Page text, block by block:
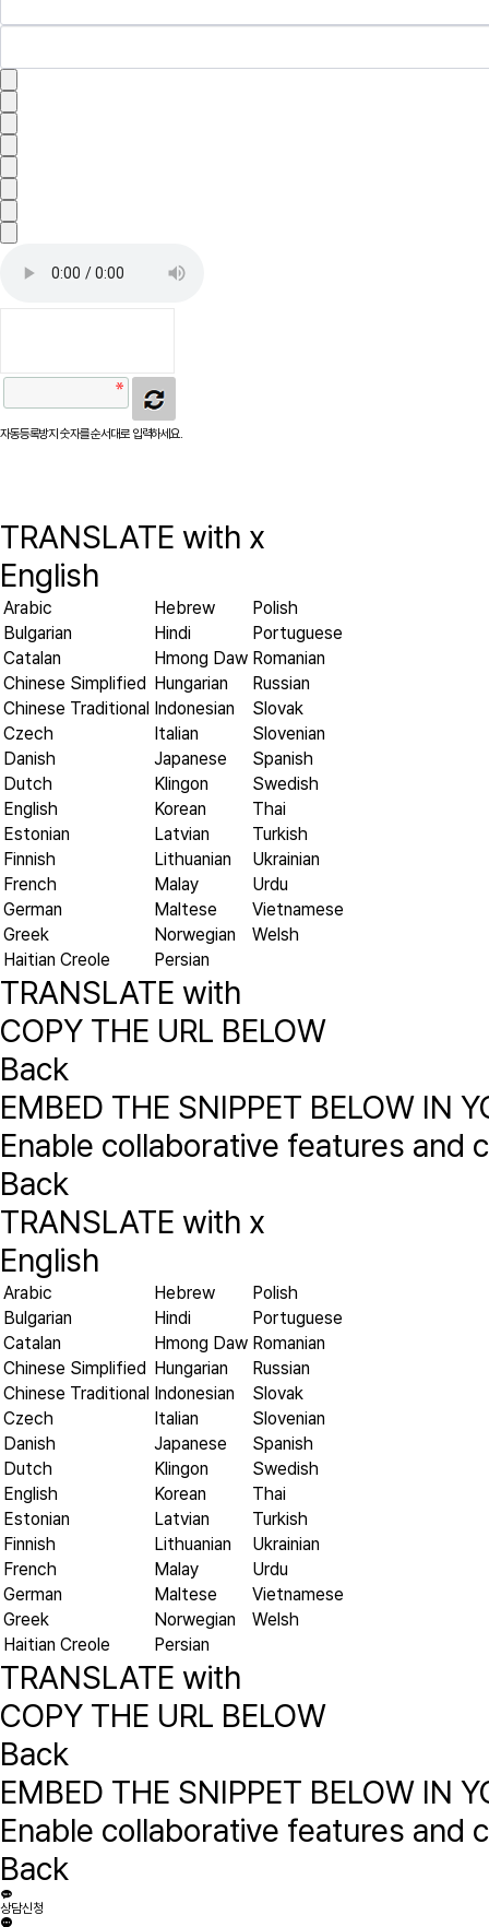
자동등록방지 숫자를 순서대로 입력하세요.
TRANSLATE with x
English
Arabic Hebrew
Polish
Bulgarian
Hindi
Portuguese
Catalan
Hmong Daw Romanian
Chinese Simplified Hungarian
Russian
Chinese Traditional Indonesian
Slovak
Czech
Italian
Slovenian
Danish
Japanese
Spanish
Dutch
Klingon
Swedish
English
Korean
Thai
Estonian
Latvian
Turkish
Finnish
Lithuanian
Ukrainian
French
Malay
Urdu
German
Maltese
Vietnamese
Greek
Norwegian
Welsh
Haitian Creole
Persian
TRANSLATE with
COPY THE URL BELOW
Back
EMBED THE SNIPPET BELOW IN
Enable collaborative features and
Back
TRANSLATE with x
English
Arabic Hebrew
Polish
Bulgarian
Hindi
Portuguese
Catalan
Hmong Daw Romanian
Chinese Simplified Hungarian
Russian
Chinese Traditional Indonesian
Slovak
Czech
Italian
Slovenian
Danish
Japanese
Spanish
Dutch
Klingon
Swedish
English
Korean
Thai
Estonian
Latvian
Turkish
Finnish
Lithuanian
Ukrainian
French
Malay
Urdu
German
Maltese
Vietnamese
Greek
Norwegian
Welsh
Haitian Creole
Persian
TRANSLATE with
COPY THE URL BELOW
Back
EMBED THE SNIPPET BELOW IN
Enable collaborative features and
Back
상담신청